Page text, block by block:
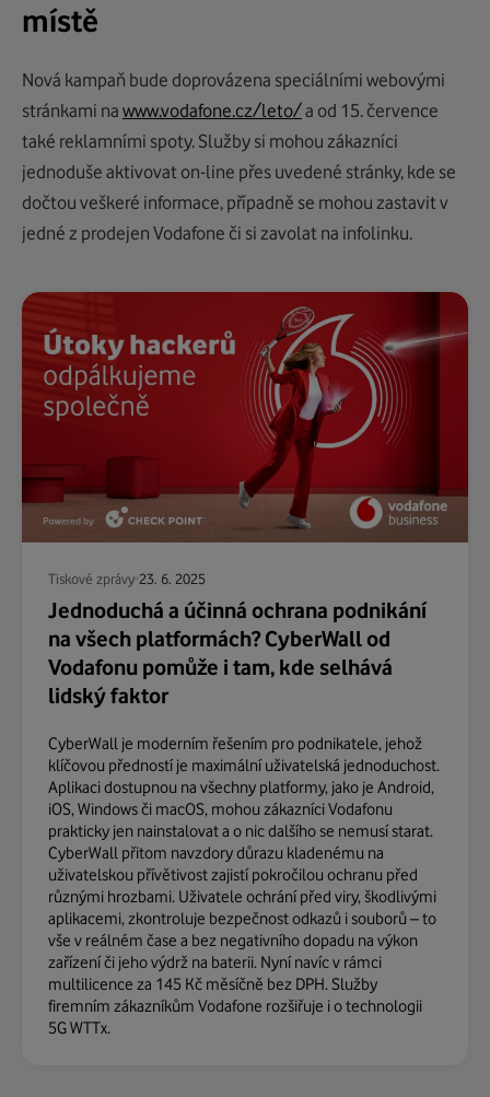
místě
Nová kampaň bude doprovázena speciálními webovými
stránkami na www.vodafone.cz/leto/a od 15. července
také reklamními spoty. Služby si mohou zákazníci
jednoduše aktivovat on-line přes uvedené stránky, kde se
dočtou veškeré informace, případně se mohou zastavit v
jedné z prodejen Vodafone či si zavolat na infolinku.
Tiskové zprávy 23. 6. 2025
Jednoduchá a účinná ochrana podnikání
na všech platformách? CyberWall od
Vodafonu pomůže i tam, kde selhává
lidský faktor
CyberWall je moderním řešením pro podnikatele, jehož
klíčovou předností je maximální uživatelská jednoduchost.
Aplikaci dostupnou na všechny platformy, jako je Android,
iOS, Windows či macOS, mohou zákazníci Vodafonu
prakticky jen nainstalovat a o nic dalšího se nemusí starat.
CyberWall přitom navzdory důrazu kladenému na
uživatelskou přívětivost zajistí pokročilou ochranu před
různými hrozbami. Uživatele ochrání před viry, škodlivými
aplikacemi, zkontroluje bezpečnost odkazů i souborů – to
vše v reálném čase a bez negativního dopadu na výkon
zařízení či jeho výdrž na baterii. Nyní navíc v rámci
multilicence za 145 Kč měsíčně bez DPH. Služby
firemním zákazníkům Vodafone rozšiřuje i o technologii
5G WTTx.